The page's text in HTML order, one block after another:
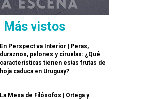
Más vistos
En Perspectiva Interior | Peras,
duraznos, pelones y ciruelas: ¿Qué
características tienen estas frutas de
hoja caduca en Uruguay?
La Mesa de Filósofos | Ortega y